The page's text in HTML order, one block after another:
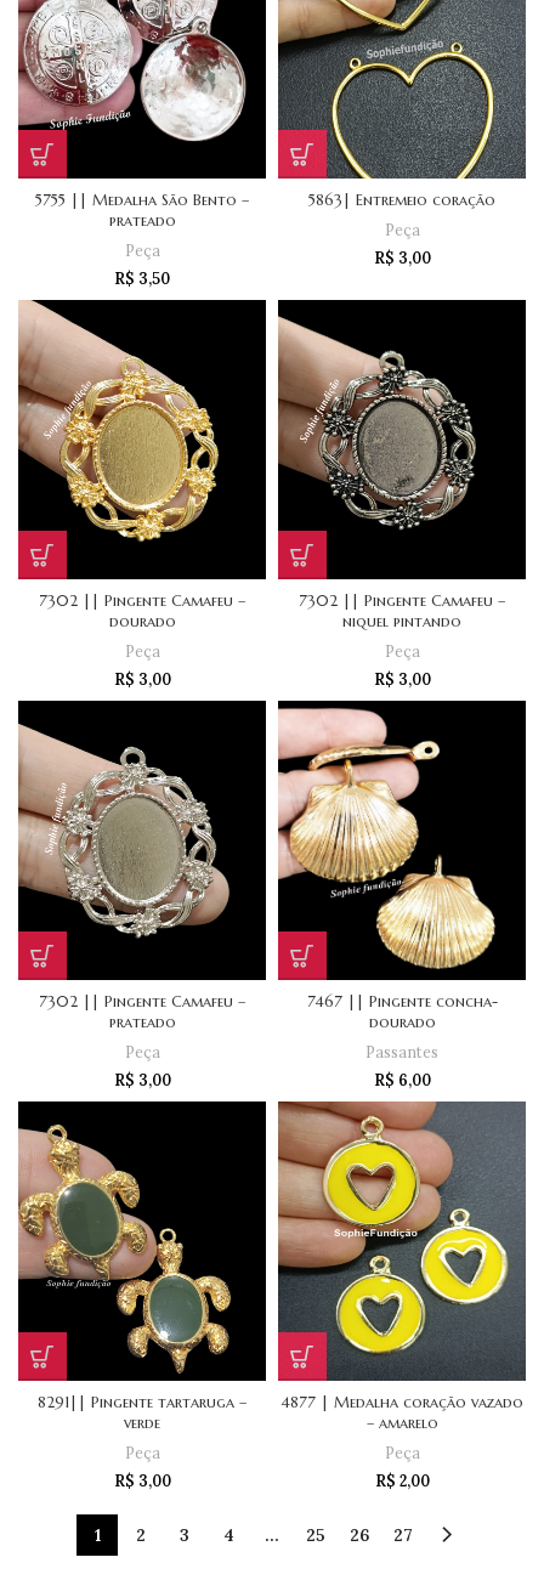
5755 || Medalha São Bento –
prateado
Peça
R$ 3,50
5863| Entremeio coração
Peça
R$ 3,00
7302 || Pingente Camafeu –
dourado
Peça
R$ 3,00
7302 || Pingente Camafeu –
niquel pintando
Peça
R$ 3,00
7302 || Pingente Camafeu –
prateado
Peça
R$ 3,00
7467 || Pingente concha-
dourado
Passantes
R$ 6,00
8291|| Pingente tartaruga –
verde
Peça
R$ 3,00
4877 | Medalha coração vazado
– amarelo
Peça
R$ 2,00
1 2 3 4 … 25 26 27